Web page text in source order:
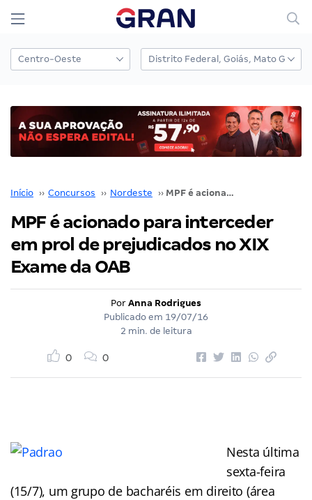
Início ›› Concursos ›› Nordeste ›› MPF é acionado para interceder em prol de prejudicados no XIX Exame da OAB
MPF é acionado para interceder
em prol de prejudicados no XIX
Exame da OAB
Por Anna Rodrigues
Publicado em 19/07/16
2 min. de leitura
0 0
Nesta última
sexta-feira
(15/7), um grupo de bacharéis em direito (área